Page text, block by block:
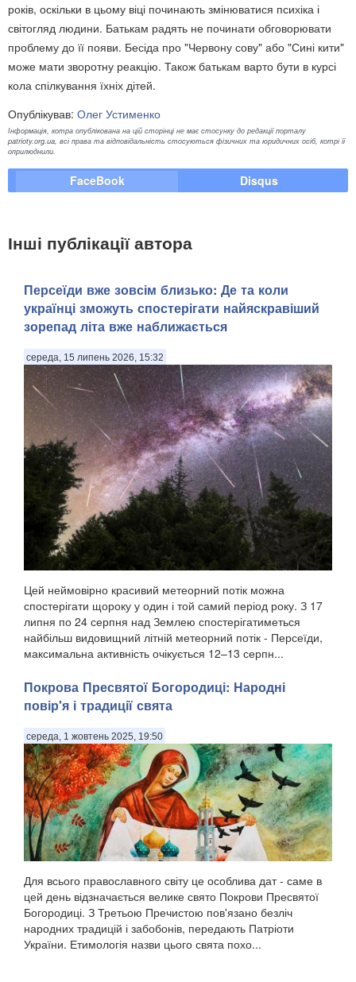
років, оскільки в цьому віці починають змінюватися психіка і
світогляд людини. Батькам радять не починати обговорювати
проблему до її появи. Бесіда про "Червону сову" або "Сині кити"
може мати зворотну реакцію. Також батькам варто бути в курсі
кола спілкування їхніх дітей.
Опублікував: Олег Устименко
Інформація, котра опублікована на цій сторінці не має стосунку до редакції порталу
patrioty.org.ua, всі права та відповідальність стосуються фізичних та юридичних осіб, котрі її
оприлюднили.
FaceBook Disqus
Інші публікації автора
Персеїди вже зовсім близько: Де та коли
українці зможуть спостерігати найяскравіший
зорепад літа вже наближається
середа, 15 липень 2026, 15:32
Цей неймовірно красивий метеорний потік можна
спостерігати щороку у один і той самий період року. З 17
липня по 24 серпня над Землею спостерігатиметься
найбільш видовищний літній метеорний потік - Персеїди,
максимальна активність очікується 12–13 серпн...
Покрова Пресвятої Богородиці: Народні
повір'я і традиції свята
середа, 1 жовтень 2025, 19:50
Для всього православного світу це особлива дат - саме в
цей день відзначається велике свято Покрови Пресвятої
Богородиці. З Третьою Пречистою пов'язано безліч
народних традицій і забобонів, передають Патріоти
України. Етимологія назви цього свята похо...